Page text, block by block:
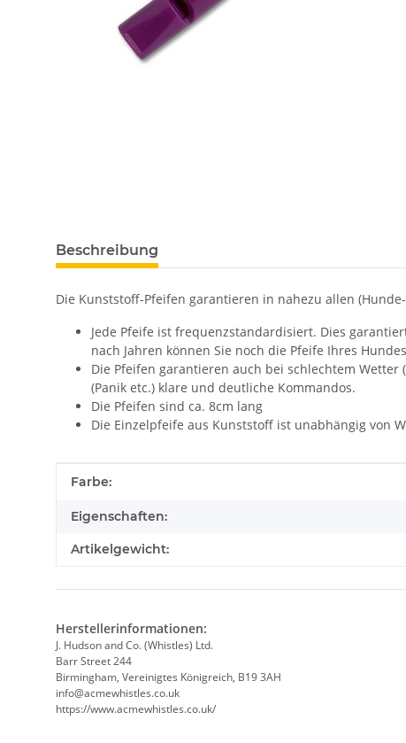
Beschreibung
Die Kunststoff-Pfeifen garantieren in nahezu allen
Jede Pfeife ist frequenzstandardisiert. Dies
nach Jahren können Sie noch die Pfeife Ihres
Die Pfeifen garantieren auch bei schlechtem
(Panik etc.) klare und deutliche Kommandos.
Die Pfeifen sind ca. 8cm lang
Die Einzelpfeife aus Kunststoff ist unabhängig von
Produkteigenschaft
Wert
Farbe:
Eigenschaften:
Artikelgewicht:
Herstellerinformationen:
J. Hudson and Co. (Whistles) Ltd.
Barr Street 244
Birmingham, Vereinigtes Königreich, B19 3AH
info@acmewhistles.co.uk
https://www.acmewhistles.co.uk/